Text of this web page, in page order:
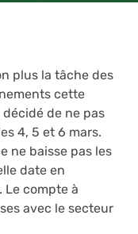
plus la tâche des
cette
de ne pas
4, 5 et 6 mars.
ne baisse pas les
date en
Le compte à
avec le secteur